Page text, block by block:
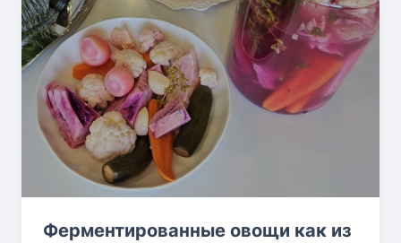
Ферментированные овощи как из